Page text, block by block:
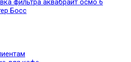
фильтра аквабрайт осмо 6
Босс